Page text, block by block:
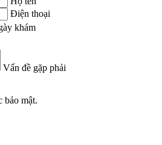
Điện thoại
khám
Vấn đề gặp phải
bảo mật.